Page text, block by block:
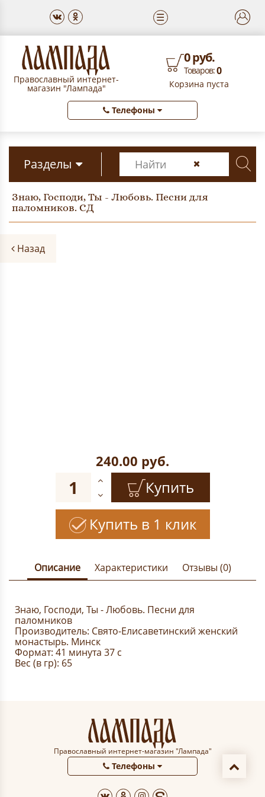
☰
Православный интернет-
магазин "Лампада"
0 руб.
Товаров:0
Корзина пуста
Телефоны
Разделы
Знаю, Господи, Ты - Любовь. Песни для
паломников. СД
Назад
240.00 руб.
Купить
Купить в 1 клик
Описание Характеристики Отзывы (0)
Знаю, Господи, Ты - Любовь. Песни для
паломников
Производитель: Свято-Елисаветинский женский
монастырь. Минск
Формат: 41 минута 37 с
Вес (в гр): 65
Православный интернет-магазин "Лампада"
Телефоны